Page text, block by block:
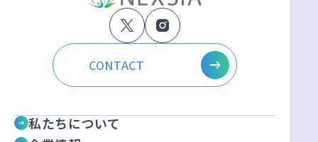
CONTACT
私たちについて